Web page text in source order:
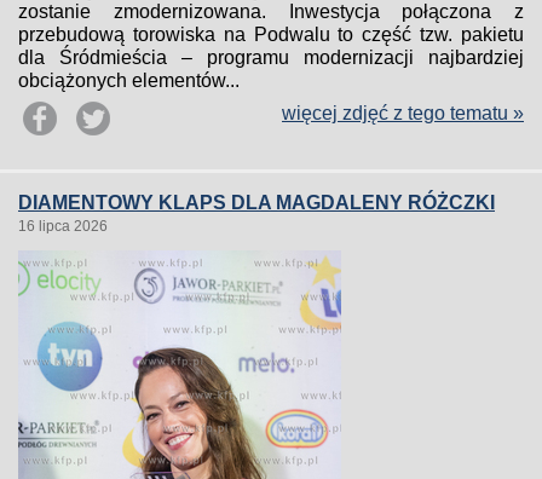
zostanie zmodernizowana. Inwestycja połączona z
przebudową torowiska na Podwalu to część tzw. pakietu
dla Śródmieścia – programu modernizacji najbardziej
obciążonych elementów...
więcej zdjęć z tego tematu »
DIAMENTOWY KLAPS DLA MAGDALENY RÓŻCZKI
16 lipca 2026